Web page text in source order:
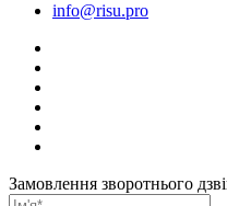
info@risu.pro
Замовлення зворотнього